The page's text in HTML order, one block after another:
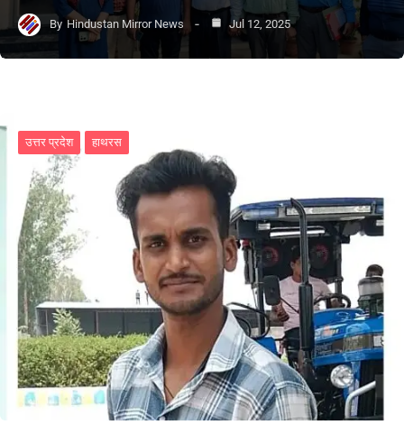
By Hindustan Mirror News Jul 12, 2025
उत्तर प्रदेश हाथरस